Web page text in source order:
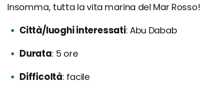
Insomma, tutta la vita marina del Mar Rosso!
Città/luoghi interessati Abu Dabab
Durata 5 ore
Difficoltà facile